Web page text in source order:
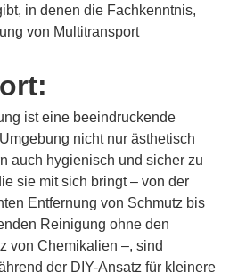
in denen die Fachkenntnis,
von Multitransport
ist eine beeindruckende
nicht nur ästhetisch
auch hygienisch und sicher zu
sie mit sich bringt – von der
Entfernung von Schmutz bis
Reinigung ohne den
von Chemikalien –, sind
der DIY-Ansatz für kleinere